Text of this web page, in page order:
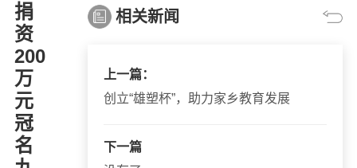
资讯中心
经销商专区
经典案例
联系我们
捐
资
200
万
元
冠
名
相关新闻
上一篇：
创立“雄塑杯”，助力家乡教育发展
下一篇